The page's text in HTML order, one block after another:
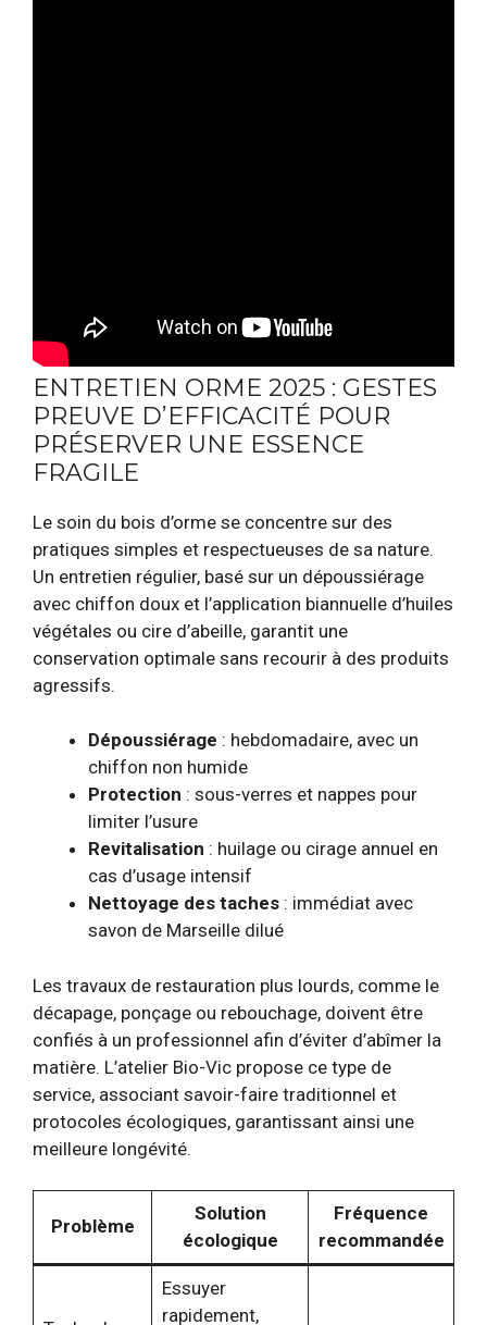
ENTRETIEN ORME 2025 : GESTES
PREUVE D’EFFICACITÉ POUR
PRÉSERVER UNE ESSENCE
FRAGILE
Le soin du bois d’orme se concentre sur des
pratiques simples et respectueuses de sa nature.
Un entretien régulier, basé sur un dépoussiérage
avec chiffon doux et l’application biannuelle d’huiles
végétales ou cire d’abeille, garantit une
conservation optimale sans recourir à des produits
agressifs.
Dépoussiérage : hebdomadaire, avec un
chiffon non humide
Protection : sous-verres et nappes pour
limiter l’usure
Revitalisation : huilage ou cirage annuel en
cas d’usage intensif
Nettoyage des taches : immédiat avec
savon de Marseille dilué
Les travaux de restauration plus lourds, comme le
décapage, ponçage ou rebouchage, doivent être
confiés à un professionnel afin d’éviter d’abîmer la
matière. L’atelier Bio-Vic propose ce type de
service, associant savoir-faire traditionnel et
protocoles écologiques, garantissant ainsi une
meilleure longévité.
Problème
Solution
écologique
Fréquence
recommandée
Essuyer
rapidement,